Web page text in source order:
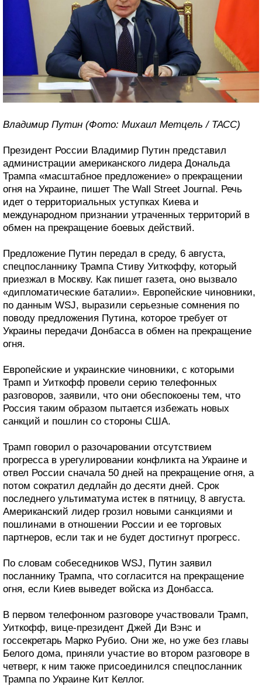
Владимир Путин (Фото: Михаил Метцель / ТАСС)
Президент России Владимир Путин представил
администрации американского лидера Дональда
Трампа «масштабное предложение» о прекращении
огня на Украине, пишет The Wall Street Journal. Речь
идет о территориальных уступках Киева и
международном признании утраченных территорий в
обмен на прекращение боевых действий.
Предложение Путин передал в среду, 6 августа,
спецпосланнику Трампа Стиву Уиткоффу, который
приезжал в Москву. Как пишет газета, оно вызвало
«дипломатические баталии». Европейские чиновники,
по данным WSJ, выразили серьезные сомнения по
поводу предложения Путина, которое требует от
Украины передачи Донбасса в обмен на прекращение
огня.
Европейские и украинские чиновники, с которыми
Трамп и Уиткофф провели серию телефонных
разговоров, заявили, что они обеспокоены тем, что
Россия таким образом пытается избежать новых
санкций и пошлин со стороны США.
Трамп говорил о разочаровании отсутствием
прогресса в урегулировании конфликта на Украине и
отвел России сначала 50 дней на прекращение огня, а
потом сократил дедлайн до десяти дней. Срок
последнего ультиматума истек в пятницу, 8 августа.
Американский лидер грозил новыми санкциями и
пошлинами в отношении России и ее торговых
партнеров, если так и не будет достигнут прогресс.
По словам собеседников WSJ, Путин заявил
посланнику Трампа, что согласится на прекращение
огня, если Киев выведет войска из Донбасса.
В первом телефонном разговоре участвовали Трамп,
Уиткофф, вице-президент Джей Ди Вэнс и
госсекретарь Марко Рубио. Они же, но уже без главы
Белого дома, приняли участие во втором разговоре в
четверг, к ним также присоединился спецпосланник
Трампа по Украине Кит Келлог.